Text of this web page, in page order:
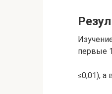
первые
≤0,01), а